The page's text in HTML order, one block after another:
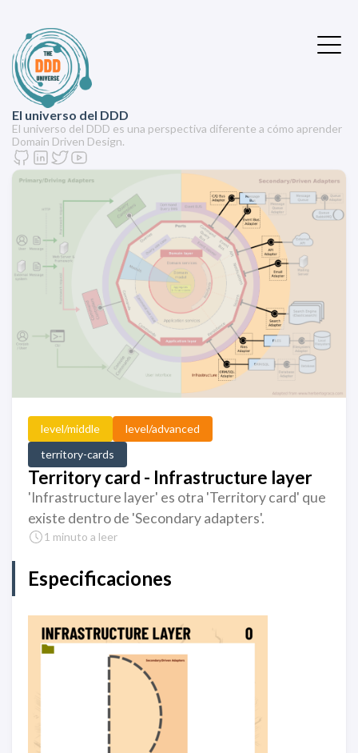
El universo del DDD
El universo del DDD es una perspectiva diferente a cómo aprender
Domain Driven Design.
level/middle
level/advanced
territory-cards
Territory card - Infrastructure layer
'Infrastructure layer' es otra 'Territory card' que
existe dentro de 'Secondary adapters'.
1 minuto a leer
Especificaciones